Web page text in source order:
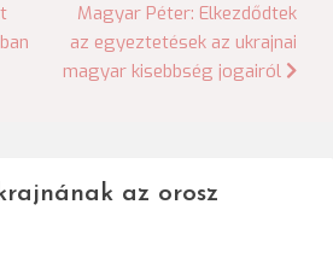
Magyar Péter: Elkezdődtek
az egyeztetések az ukrajnai
magyar kisebbség jogairól
az orosz